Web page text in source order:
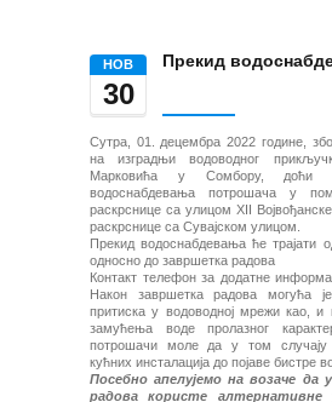
НОВ
30
Прекид
Сутра, 01. децембра 2022 године,
на изградњи водоводног
Марковића у Сомбору, доћи
водоснабдевања потрошача у
раскрснице са улицом XII
раскрснице са Сувајском улицом.
Прекид водоснабдевања ће трајати
односно до завршетка радова
Контакт телефон за додатне
Након завршетка радова могућа
притиска у водоводној мрежи као, и
замућења воде пролазног
потрошачи моле да у том
кућних инсталација до појаве бистре
Посебно апелујемо на возаче да
радова користе